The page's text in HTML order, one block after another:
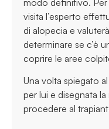
modo definitivo.
visita l’esperto
di alopecia e
determinare se c’è
coprire le aree
Una volta spiegato
per lui e disegnata
procedere al